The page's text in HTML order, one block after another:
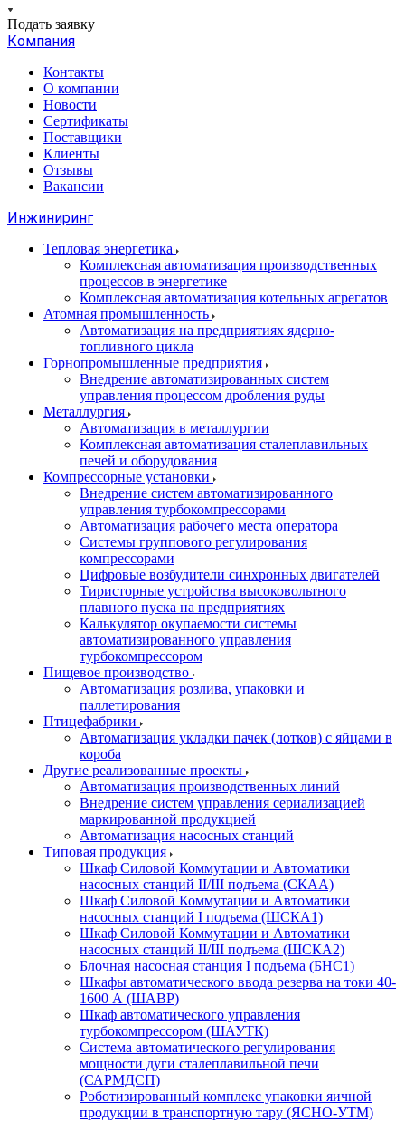
Подать заявку
Компания
Контакты
О компании
Новости
Сертификаты
Поставщики
Клиенты
Отзывы
Вакансии
Инжиниринг
Тепловая энергетика
Комплексная автоматизация производственных
процессов в энергетике
Комплексная автоматизация котельных агрегатов
Атомная промышленность
Автоматизация на предприятиях ядерно-
топливного цикла
Горнопромышленные предприятия
Внедрение автоматизированных систем
управления процессом дробления руды
Металлургия
Автоматизация в металлургии
Комплексная автоматизация сталеплавильных
печей и оборудования
Компрессорные установки
Внедрение систем автоматизированного
управления турбокомпрессорами
Автоматизация рабочего места оператора
Системы группового регулирования
компрессорами
Цифровые возбудители синхронных двигателей
Тиристорные устройства высоковольтного
плавного пуска на предприятиях
Калькулятор окупаемости системы
автоматизированного управления
турбокомпрессором
Пищевое производство
Автоматизация розлива, упаковки и
паллетирования
Птицефабрики
Автоматизация укладки пачек (лотков) с яйцами в
короба
Другие реализованные проекты
Автоматизация производственных линий
Внедрение систем управления сериализацией
маркированной продукцией
Автоматизация насосных станций
Типовая продукция
Шкаф Силовой Коммутации и Автоматики
насосных станций II/III подъема (СКАА)
Шкаф Силовой Коммутации и Автоматики
насосных станций I подъема (ШСКА1)
Шкаф Силовой Коммутации и Автоматики
насосных станций II/III подъема (ШСКА2)
Блочная насосная станция I подъема (БНС1)
Шкафы автоматического ввода резерва на токи 40-
1600 А (ШАВР)
Шкаф автоматического управления
турбокомпрессором (ШАУТК)
Система автоматического регулирования
мощности дуги сталеплавильной печи
(САРМДСП)
Роботизированный комплекс упаковки яичной
продукции в транспортную тару (ЯСНО-УТМ)